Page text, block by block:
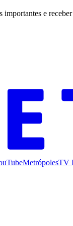
importantes e receber
MetrópolesTV